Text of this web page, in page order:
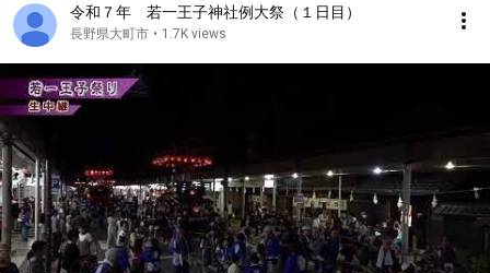
令和７年 若一王子神社例大祭（１日目）
長野県大町市 • 1.7K views